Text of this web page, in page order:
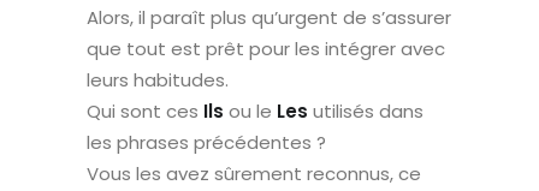
Alors, il paraît plus qu’urgent de s’assurer
que tout est prêt pour les intégrer avec
leurs habitudes.
Qui sont ces Ils ou le Les utilisés dans
les phrases précédentes ?
Vous les avez sûrement reconnus, ce